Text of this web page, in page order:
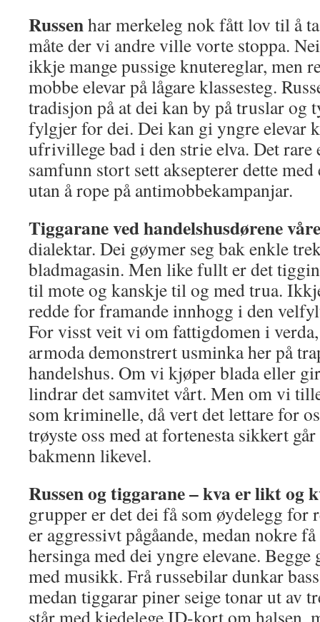
Russenhar merkeleg nok fått lov til å
måte der vi andre ville vorte stoppa.
ikkje mange pussige knutereglar, men
mobbe elevar på lågare klassesteg.
tradisjon på at dei kan by på truslar og
fylgjer for dei. Dei kan gi yngre elevar
ufrivillege bad i den strie elva. Det rare
samfunn stort sett aksepterer dette
utan å rope på antimobbekampanjar.
Tiggarane ved handelshusdørene våre
dialektar. Dei gøymer seg bak enkle
bladmagasin. Men like fullt er det
til mote og kanskje til og med trua.
redde for framande innhogg i den
For visst veit vi om fattigdomen i
armoda demonstrert usminka her på
handelshus. Om vi kjøper blada eller
lindrar det samvitet vårt. Men om vi
som kriminelle, då vert det lettare for
trøyste oss med at fortenesta sikkert
bakmenn likevel.
Russen og tiggarane – kva er likt og
grupper er det dei få som øydelegg for
er aggressivt pågåande, medan nokre
hersinga med dei yngre elevane. Begge
med musikk. Frå russebilar dunkar
medan tiggarar piner seige tonar ut av
står med kjedelege ID-kort om halsen,